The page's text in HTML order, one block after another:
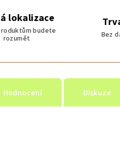
zdarma
lokalizace
budete
rozumět
Bez
Hodnocení Diskuze